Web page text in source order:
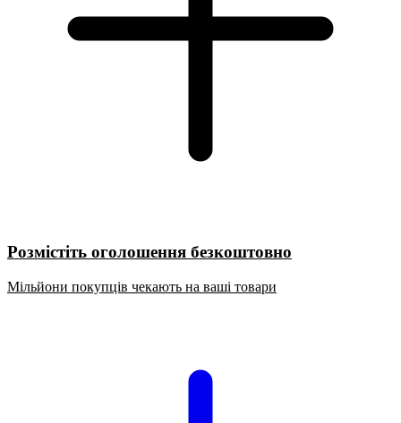
Розмістіть оголошення безкоштовно
Мільйони покупців чекають на ваші товари